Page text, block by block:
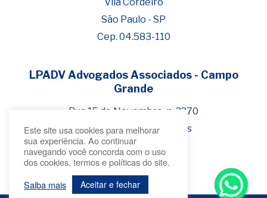
São Paulo - SP
Cep. 04.583-110
LPADV Advogados Associados - Campo
Grande
Rua 15 de Novembro, n. 2270
Bairro Jardim dos Estados
Campo Grande - MS
Cep 79.020-300
Este site usa cookies para melhorar
sua experiência. Ao continuar
navegando você concorda com o uso
dos cookies, termos e políticas do site.
Saiba mais
Aceitar e fechar